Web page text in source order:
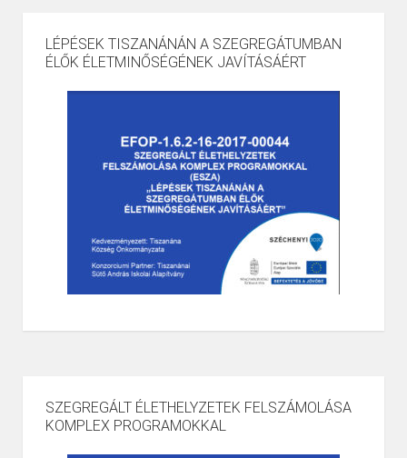
LÉPÉSEK TISZANÁNÁN A SZEGREGÁTUMBAN
ÉLŐK ÉLETMINŐSÉGÉNEK JAVÍTÁSÁÉRT
SZEGREGÁLT ÉLETHELYZETEK FELSZÁMOLÁSA
KOMPLEX PROGRAMOKKAL